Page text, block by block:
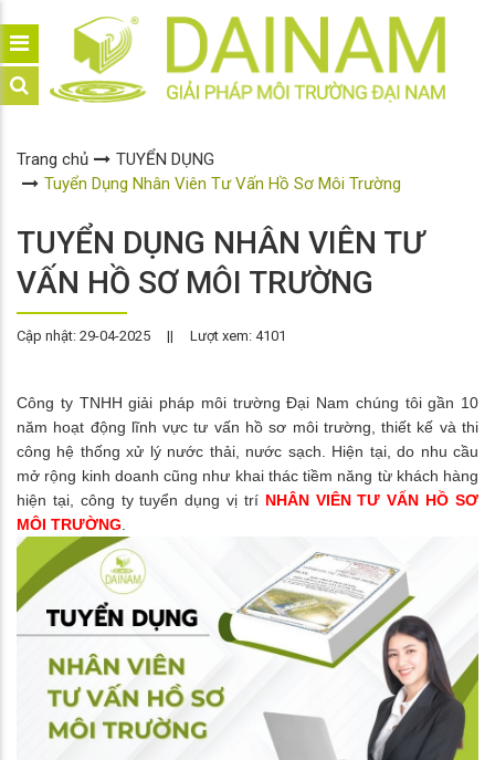
Trang chủ
TUYỂN DỤNG
Tuyển Dụng Nhân Viên Tư Vấn Hồ Sơ Môi Trường
TUYỂN DỤNG NHÂN VIÊN TƯ
VẤN HỒ SƠ MÔI TRƯỜNG
Cập nhật: 29-04-2025 || Lượt xem: 4101
Công ty TNHH giải pháp môi trường Đại Nam chúng tôi gần 10
năm hoạt động lĩnh vực tư vấn hồ sơ môi trường, thiết kế và thi
công hệ thống xử lý nước thải, nước sạch. Hiện tại, do nhu cầu
mở rộng kinh doanh cũng như khai thác tiềm năng từ khách hàng
hiện tại, công ty tuyển dụng vị trí NHÂN VIÊN TƯ VẤN HỒ SƠ
MÔI TRƯỜNG.